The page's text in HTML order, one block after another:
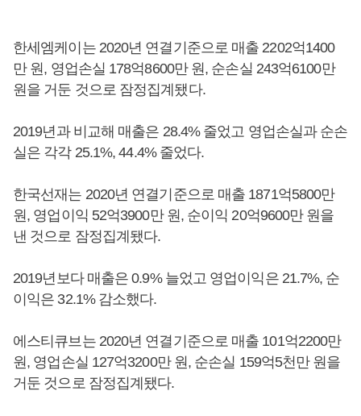
한세엠케이는 2020년 연결기준으로 매출 2202억1400
만 원, 영업손실 178억8600만 원, 순손실 243억6100만
원을 거둔 것으로 잠정집계됐다.
2019년과 비교해 매출은 28.4% 줄었고 영업손실과 순손
실은 각각 25.1%, 44.4% 줄었다.
한국선재는 2020년 연결기준으로 매출 1871억5800만
원, 영업이익 52억3900만 원, 순이익 20억9600만 원을
낸 것으로 잠정집계됐다.
2019년보다 매출은 0.9% 늘었고 영업이익은 21.7%, 순
이익은 32.1% 감소했다.
에스티큐브는 2020년 연결기준으로 매출 101억2200만
원, 영업손실 127억3200만 원, 순손실 159억5천만 원을
거둔 것으로 잠정집계됐다.